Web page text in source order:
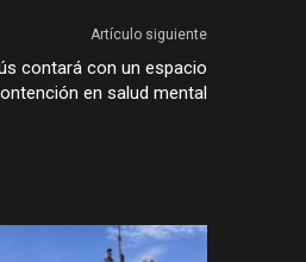
Artículo siguiente
contará con un espacio
en salud mental